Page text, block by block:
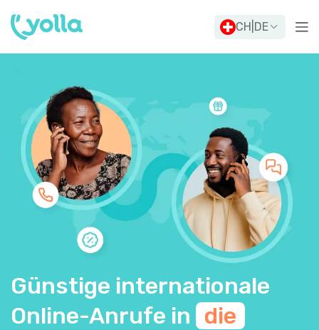
CH DE
Günstige internationale
Online-Anrufe in die